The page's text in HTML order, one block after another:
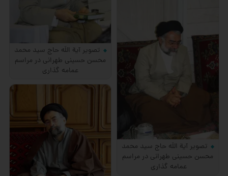
تصویر آیة اللَه حاج سید محمد
محسن حسینی طهرانی در مراسم
عمامه گذاری
تصویر آیة اللَه حاج سید محمد
محسن حسینی طهرانی در مراسم
عمامه گذاری